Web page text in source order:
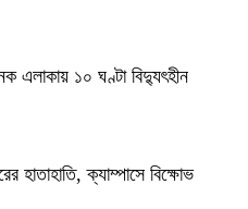
এলাকায় ১০ ঘণ্টা বিদ্যুৎহীন
হাতাহাতি, ক্যাম্পাসে বিক্ষোভ